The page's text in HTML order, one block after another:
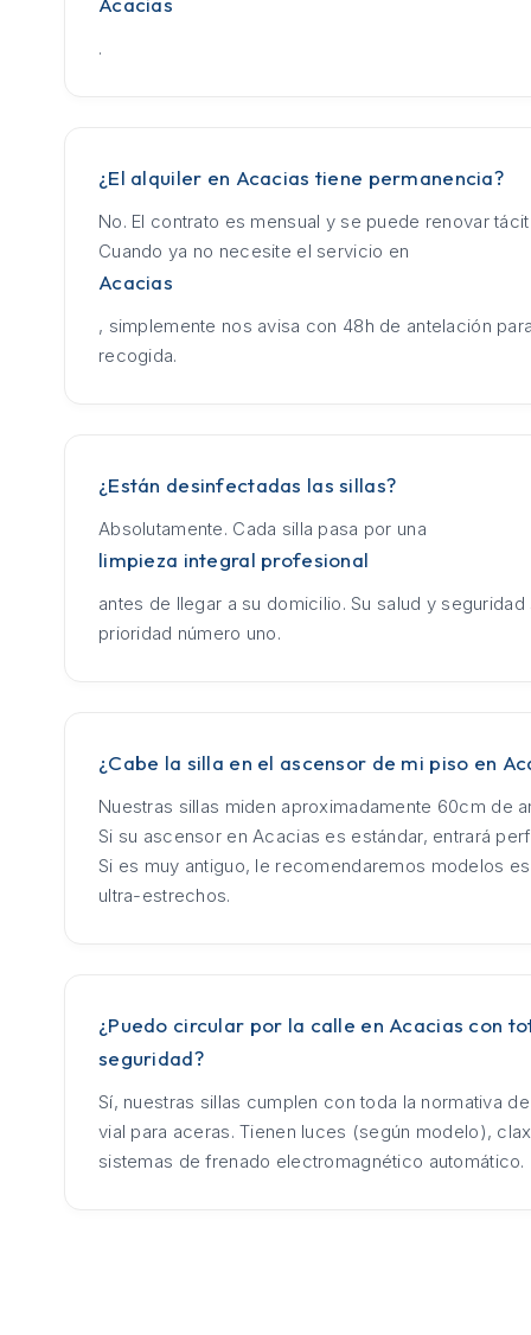
.
¿El alquiler en Acacias tiene permanencia?
No. El contrato es mensual y se puede renovar
Cuando ya no necesite el servicio en
Acacias
, simplemente nos avisa con 48h de antelación
recogida.
¿Están desinfectadas las sillas?
Absolutamente. Cada silla pasa por una
limpieza integral profesional
antes de llegar a su domicilio. Su salud y seguridad
prioridad número uno.
¿Cabe la silla en el ascensor de mi piso en
Nuestras sillas miden aproximadamente 60cm de
Si su ascensor en Acacias es estándar, entrará
Si es muy antiguo, le recomendaremos modelos
ultra-estrechos.
¿Puedo circular por la calle en Acacias con
seguridad?
Sí, nuestras sillas cumplen con toda la normativa
vial para aceras. Tienen luces (según modelo),
sistemas de frenado electromagnético automático.